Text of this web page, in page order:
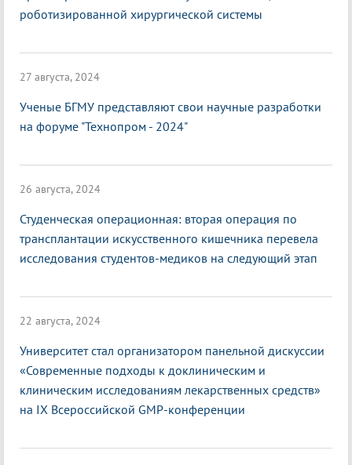
роботизированной хирургической системы
27 августа, 2024
Ученые БГМУ представляют свои научные разработки
на форуме "Технопром - 2024"
26 августа, 2024
Студенческая операционная: вторая операция по
трансплантации искусственного кишечника перевела
исследования студентов-медиков на следующий этап
22 августа, 2024
Университет стал организатором панельной дискуссии
«Современные подходы к доклиническим и
клиническим исследованиям лекарственных средств»
на IX Всероссийской GMP-конференции